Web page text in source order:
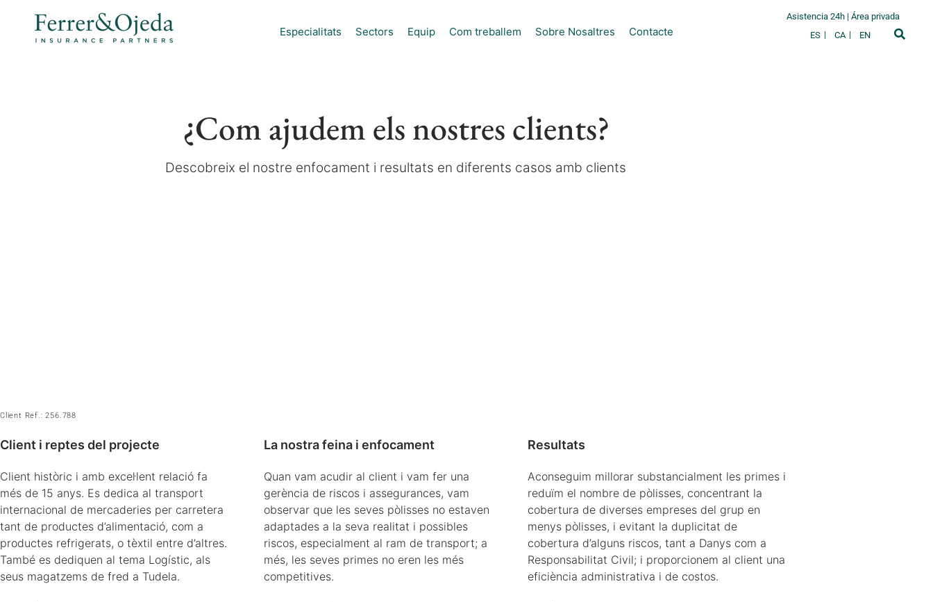
Especialitats Sectors Equip Com treballem Sobre Nosaltres Contacte
Asistencia 24h | Área privada
ES
CA EN
¿Com ajudem els nostres clients?
Descobreix el nostre enfocament i resultats en diferents casos amb clients
Client Ref.: 256.788
Client i reptes del projecte
Client històric i amb excel·lent relació fa
més de 15 anys. Es dedica al transport
internacional de mercaderies per carretera
tant de productes d’alimentació, com a
productes refrigerats, o tèxtil entre d’altres.
També es dediquen al tema Logístic, als
seus magatzems de fred a Tudela.
La nostra feina i enfocament
Quan vam acudir al client i vam fer una
gerència de riscos i assegurances, vam
observar que les seves pòlisses no estaven
adaptades a la seva realitat i possibles
riscos, especialment al ram de transport; a
més, les seves primes no eren les més
competitives.
Resultats
Aconseguim millorar substancialment les primes i
reduïm el nombre de pòlisses, concentrant la
cobertura de diverses empreses del grup en
menys pòlisses, i evitant la duplicitat de
cobertura d’alguns riscos, tant a Danys com a
Responsabilitat Civil; i proporcionem al client una
eficiència administrativa i de costos.